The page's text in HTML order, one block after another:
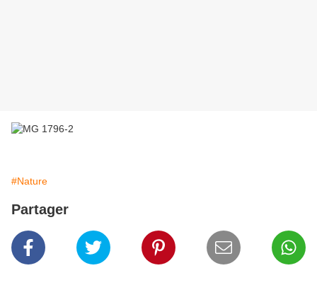
#Nature
Partager